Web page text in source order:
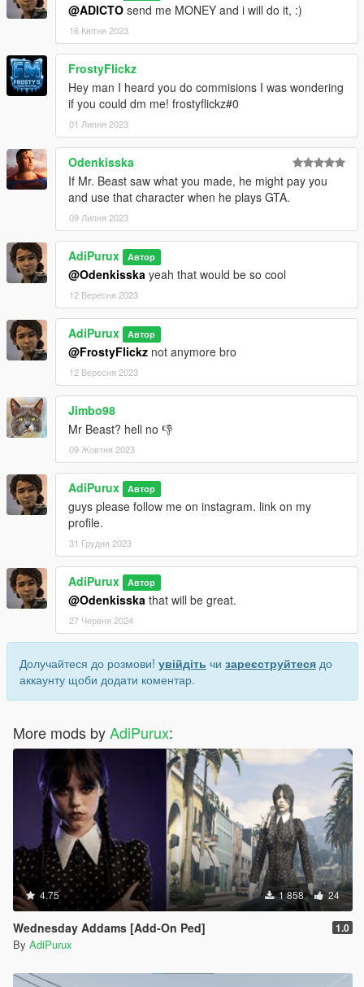
@ADICTO send me MONEY and i will do it, :)
16 Квітня 2023
FrostyFlickz
Hey man I heard you do commisions I was wondering
if you could dm me! frostyflickz#0
01 Липня 2023
Odenkisska
If Mr. Beast saw what you made, he might pay you
and use that character when he plays GTA.
09 Липня 2023
AdiPurux Автор
@Odenkisska yeah that would be so cool
12 Вересня 2023
AdiPurux Автор
@FrostyFlickz not anymore bro
12 Вересня 2023
Jimbo98
Mr Beast? hell no 👎
09 Жовтня 2023
AdiPurux Автор
guys please follow me on instagram. link on my
profile.
31 Грудня 2023
AdiPurux Автор
@Odenkisska that will be great.
27 Червня 2024
Долучайтеся до розмови! увійдіть чи зареєструйтеся до
аккаунту щоби додати коментар.
More mods byAdiPurux:
4.75 1 858 24
Wednesday Addams [Add-On Ped] 1.0
By AdiPurux